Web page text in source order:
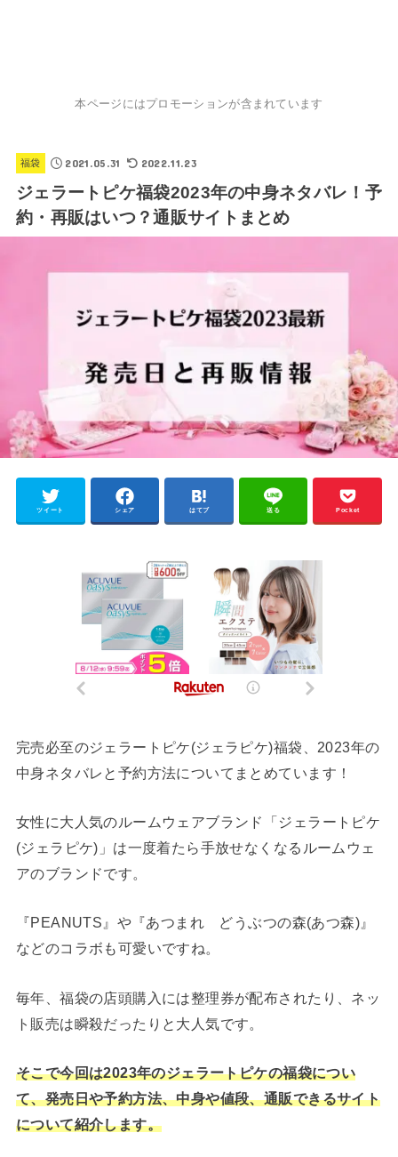
本ページにはプロモーションが含まれています
福袋 2021.05.31 2022.11.23
ジェラートピケ福袋2023年の中身ネタバレ！予
約・再販はいつ？通販サイトまとめ
ツイート シェア はてブ 送る Pocket
完売必至のジェラートピケ(ジェラピケ)福袋、2023年の
中身ネタバレと予約方法についてまとめています！
女性に大人気のルームウェアブランド「ジェラートピケ
(ジェラピケ)」は一度着たら手放せなくなるルームウェ
アのブランドです。
『PEANUTS』や『あつまれ どうぶつの森(あつ森)』
などのコラボも可愛いですね。
毎年、福袋の店頭購入には整理券が配布されたり、ネッ
ト販売は瞬殺だったりと大人気です。
そこで今回は2023年のジェラートピケの福袋につい
て、発売日や予約方法、中身や値段、通販できるサイト
について紹介します。